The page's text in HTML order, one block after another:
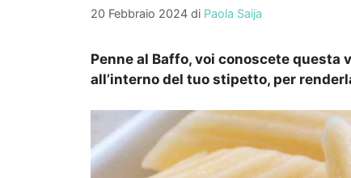
20 Febbraio 2024 di Paola Saija
Penne al Baffo, voi conoscete
all’interno del tuo stipetto, per